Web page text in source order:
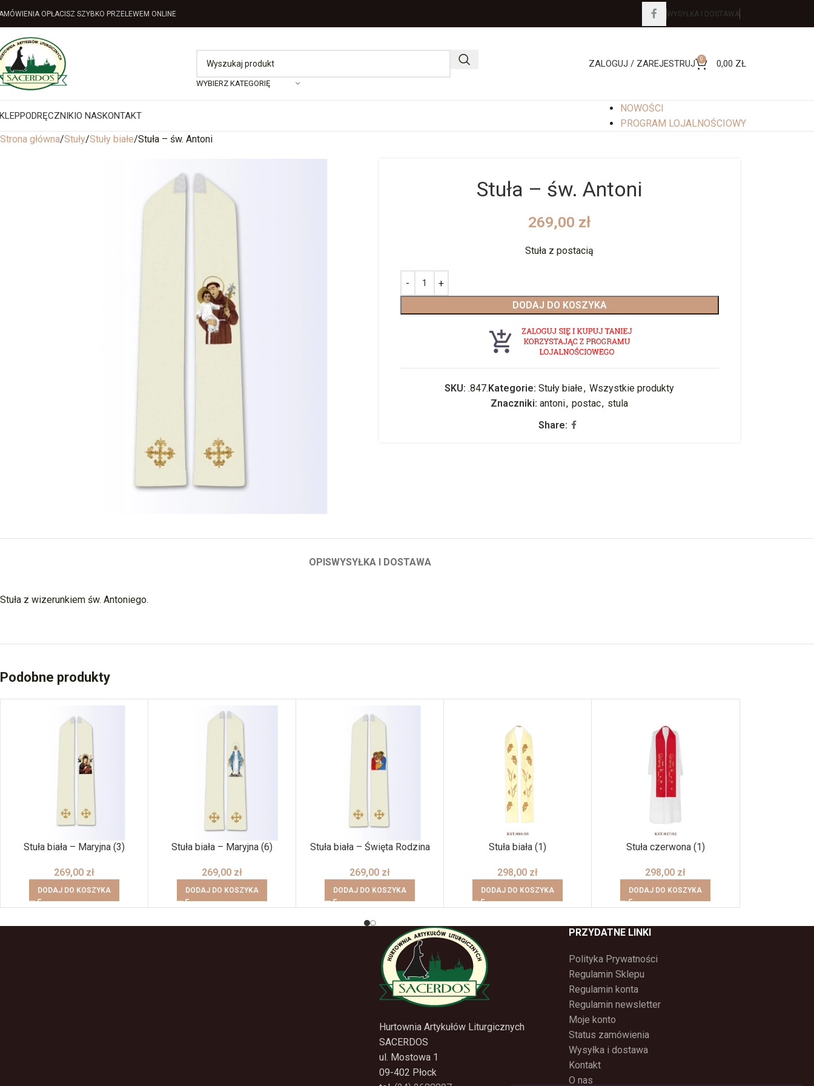
OPŁACISZ SZYBKO PRZELEWEM ONLINE WYSYŁKA I DOSTAWA
WYBIERZ KATEGORIĘ
ZALOGUJ / ZAREJESTRUJ 0 0,00 ZŁ
PODRĘCZNIKIO NASKONTAKT
NOWOŚCI
PROGRAM LOJALNOŚCIOWY
Strona główna Stuły Stuły białe Stuła – św. Antoni
Stuła – św. Antoni
269,00 zł
Stuła z postacią
DODAJ DO KOSZYKA
SKU: .847.Kategorie: Stuły białe, Wszystkie produkty
Znaczniki: antoni, postac, stula
Share:
OPISWYSYŁKA I DOSTAWA
Stuła z wizerunkiem św. Antoniego.
Podobne produkty
Stuła biała – Maryjna (3)
269,00 zł
DODAJ DO KOSZYKA
Stuła biała – Maryjna (6)
269,00 zł
DODAJ DO KOSZYKA
Stuła biała – Święta Rodzina
269,00 zł
DODAJ DO KOSZYKA
Stuła biała (1)
298,00 zł
DODAJ DO KOSZYKA
Stuła czerwona (1)
298,00 zł
DODAJ DO KOSZYKA
Hurtownia Artykułów Liturgicznych
SACERDOS
ul. Mostowa 1
09-402 Płock
PRZYDATNE LINKI
Polityka Prywatności
Regulamin Sklepu
Regulamin konta
Regulamin newsletter
Moje konto
Status zamówienia
Wysyłka i dostawa
Kontakt
O nas